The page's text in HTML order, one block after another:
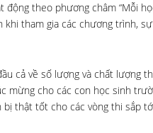
động theo phương châm “Mỗi
tham gia các chương trình,
cả về số lượng và chất lượng
mừng cho các con học sinh
bị thật tốt cho các vòng thi sắp